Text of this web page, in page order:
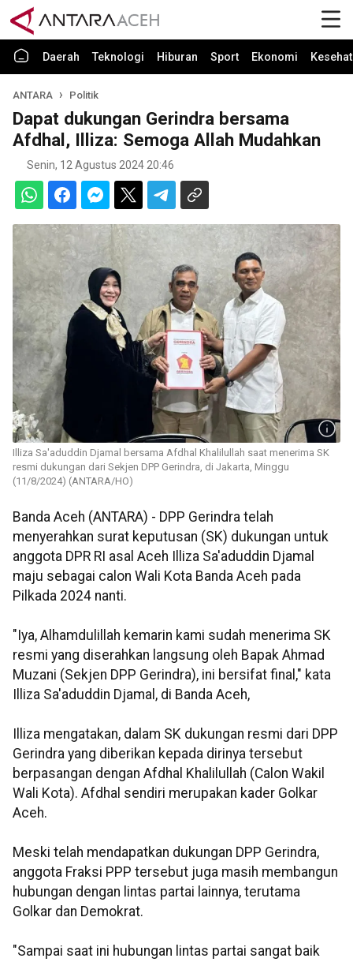
Daerah Teknologi Hiburan Sport Ekonomi
ANTARA Politik
Dapat dukungan Gerindra bersama
Afdhal, Illiza: Semoga Allah Mudahkan
Senin, 12 Agustus 2024 20:46
Illiza Sa'aduddin Djamal bersama Afdhal Khalilullah saat menerima SK
resmi dukungan dari Sekjen DPP Gerindra, di Jakarta, Minggu
(11/8/2024) (ANTARA/HO)
Banda Aceh (ANTARA) - DPP Gerindra telah
menyerahkan surat keputusan (SK) dukungan untuk
anggota DPR RI asal Aceh Illiza Sa'aduddin Djamal
maju sebagai calon Wali Kota Banda Aceh pada
Pilkada 2024 nanti.
"Iya, Alhamdulillah kemarin kami sudah menerima SK
resmi yang diserahkan langsung oleh Bapak Ahmad
Muzani (Sekjen DPP Gerindra), ini bersifat final," kata
Illiza Sa'aduddin Djamal, di Banda Aceh,
Illiza mengatakan, dalam SK dukungan resmi dari DPP
Gerindra yang diberikan kepada dirinya tersebut
berpasangan dengan Afdhal Khalilullah (Calon Wakil
Wali Kota). Afdhal sendiri merupakan kader Golkar
Aceh.
Meski telah mendapatkan dukungan DPP Gerindra,
anggota Fraksi PPP tersebut juga masih membangun
hubungan dengan lintas partai lainnya, terutama
Golkar dan Demokrat.
"Sampai saat ini hubungan lintas partai sangat baik